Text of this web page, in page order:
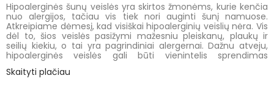
Hipoalerginės šunų veislės yra skirtos žmonėms, kurie kenčia
nuo alergijos, tačiau vis tiek nori auginti šunį namuose.
Atkreipiame dėmesį, kad visiškai hipoalerginių veislių nėra. Vis
dėl to, šios veislės pasižymi mažesniu pleiskanų, plaukų ir
seilių kiekiu, o tai yra pagrindiniai alergernai. Dažnu atveju,
hipoalerginės veislės gali būti vienintelis sprendimas
jautresniems, į alergijas linkusiems žmonėms.
Skaityti plačiau